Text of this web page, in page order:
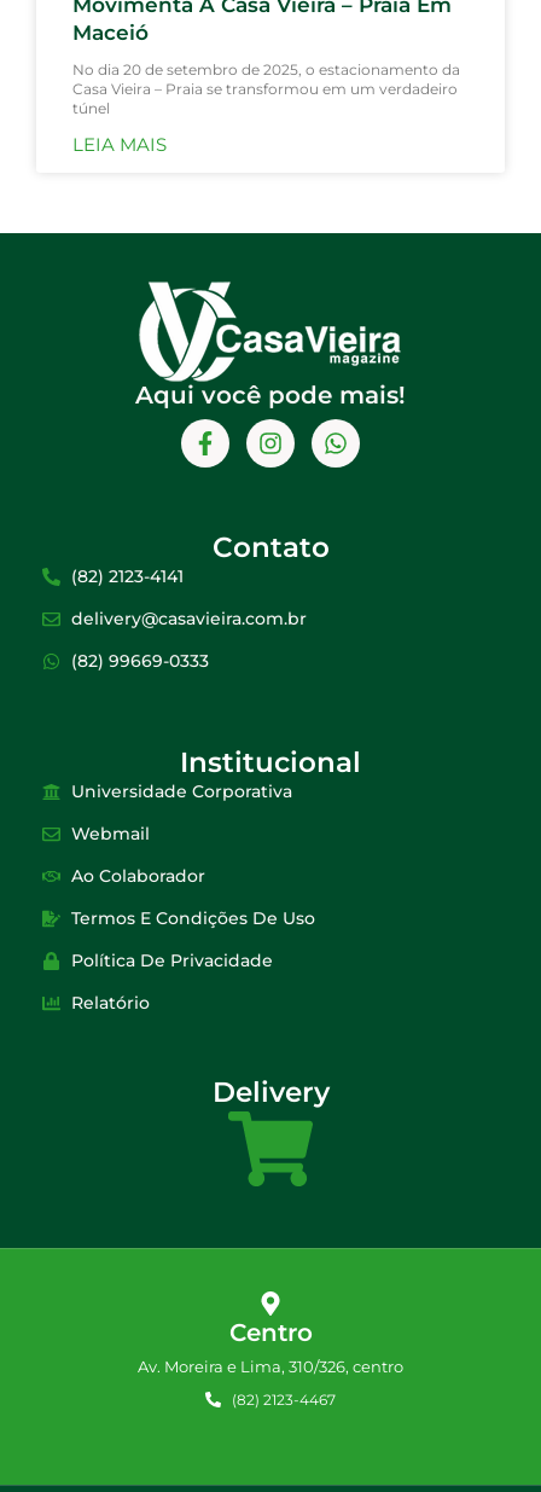
Movimenta A Casa Vieira – Praia Em
Maceió
No dia 20 de setembro de 2025, o estacionamento da
Casa Vieira – Praia se transformou em um verdadeiro
túnel
LEIA MAIS
Aqui você pode mais!
Contato
(82) 2123-4141
delivery@casavieira.com.br
(82) 99669-0333
Institucional
Universidade Corporativa
Webmail
Ao Colaborador
Termos E Condições De Uso
Política De Privacidade
Relatório
Delivery
Centro
Av. Moreira e Lima, 310/326, centro
(82) 2123-4467